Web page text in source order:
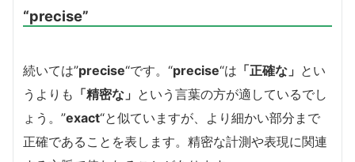
“precise”
続いては”precise“です。 “precise“は 「正確な」 とい
うよりも 「精密な」 という言葉の方が適しているでし
ょう。”exact“と似ていますが、より細かい部分まで
正確であることを表します。精密な計測や表現に関連